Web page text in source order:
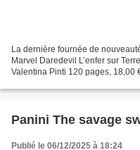
La dernière fournée de
Marvel Daredevil L’enfer sur
Valentina Pinti 120 pages, 18,00
Panini The savage
Publié le 06/12/2025 à 18:24